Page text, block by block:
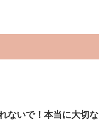
ないで！本当に大切な